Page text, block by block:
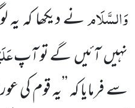
وَالسَّلَامنے دیکھا کہ
نہیںآئیںگے تو آپ
سے فرمایا کہ ’’یہ قوم کی